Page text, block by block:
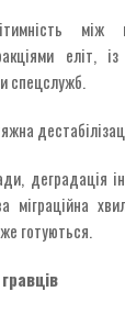
між
еліт,
спецслужб.
деградація
міграційна
готуються.